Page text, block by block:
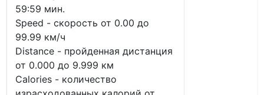
59:59 мин.
Speed - скорость от 0.00 до
99.99 км/ч
Distance - пройденная дистанция
от 0.000 до 9.999 км
Calories - количество